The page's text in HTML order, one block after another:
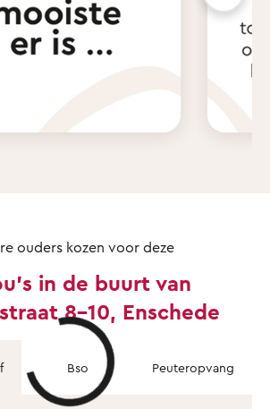
ouders kozen voor deze
in de buurt van
8-10, Enschede
Bso Peuteropvang